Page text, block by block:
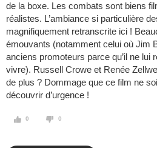
de la boxe. Les combats sont biens
réalistes. L’ambiance si particulière
magnifiquement retranscrite ici !
émouvants (notamment celui où Jim
anciens promoteurs parce qu’il ne lui
vivre). Russell Crowe et Renée
de plus ? Dommage que ce film ne
découvrir d’urgence !
0 0